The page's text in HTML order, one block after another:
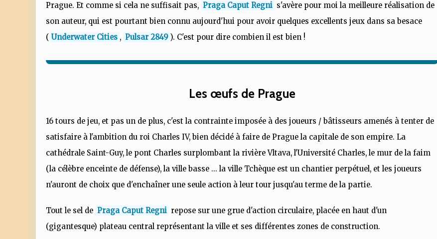
Prague. Et comme si cela ne suffisait pas, Praga Caput Regni s'avère pour moi la meilleure réalisation de
son auteur, qui est pourtant bien connu aujourd'hui pour avoir quelques excellents jeux dans sa besace
( Underwater Cities , Pulsar 2849 ). C'est pour dire combien il est bien !
Les œufs de Prague
16 tours de jeu, et pas un de plus, c'est la contrainte imposée à des joueurs / bâtisseurs amenés à tenter de
satisfaire à l'ambition du roi Charles IV, bien décidé à faire de Prague la capitale de son empire. La
cathédrale Saint-Guy, le pont Charles surplombant la rivière Vltava, l'Université Charles, le mur de la faim
(la célèbre enceinte de défense), la ville basse ... la ville Tchèque est un chantier perpétuel, et les joueurs
n'auront de choix que d'enchaîner une seule action à leur tour jusqu'au terme de la partie.
Tout le sel de Praga Caput Regni repose sur une grue d'action circulaire, placée en haut d'un
(gigantesque) plateau central représentant la ville et ses différentes zones de construction.